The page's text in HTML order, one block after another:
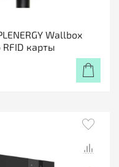
Wallbox
карты